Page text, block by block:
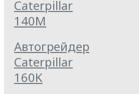
Caterpillar
140M
Автогрейдер
Caterpillar
160K